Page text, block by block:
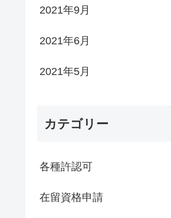
2021年9月
2021年6月
2021年5月
カテゴリー
各種許認可
在留資格申請